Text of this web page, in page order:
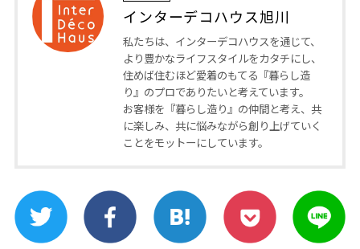
インターデコハウス旭川
私たちは、インターデコハウスを通じて、
より豊かなライフスタイルをカタチにし、
住めば住むほど愛着のもてる『暮らし造
り』のプロでありたいと考えています。
お客様を『暮らし造り』の仲間と考え、共
に楽しみ、共に悩みながら創り上げていく
ことをモットーにしています。